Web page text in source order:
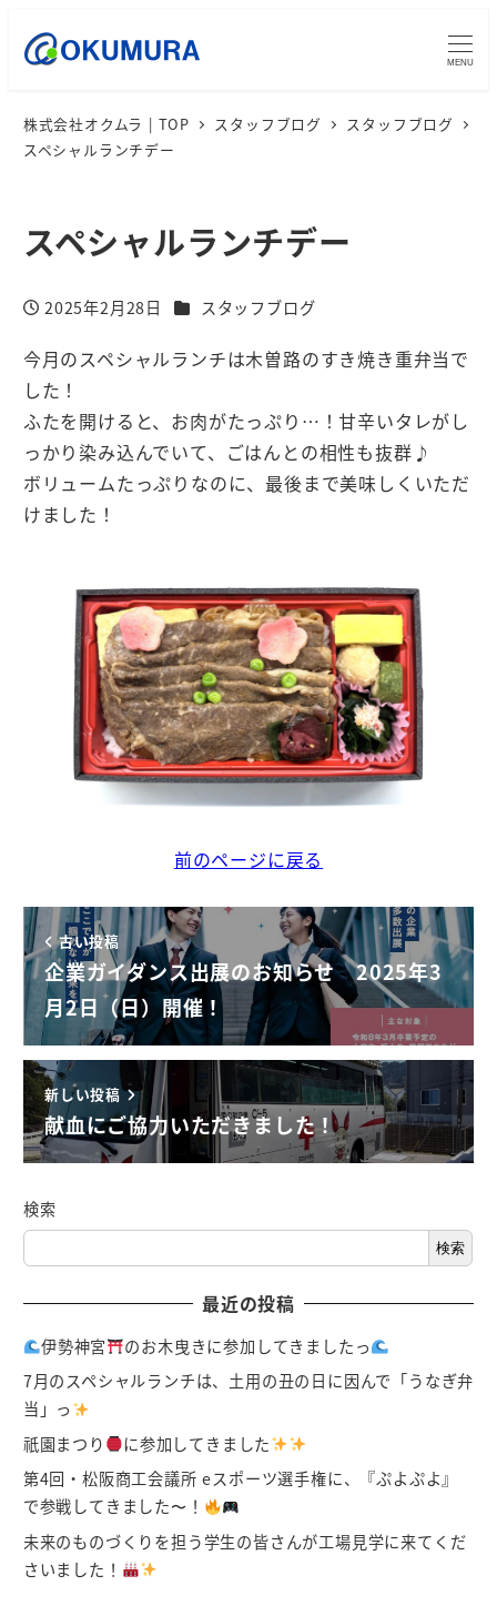
MENU
株式会社オクムラ | TOP スタッフブログ
スタッフブログ
スペシャルランチデー
スペシャルランチデー
投稿日
2025年2月28日 カテゴリー
スタッフブログ
今月のスペシャルランチは木曽路のすき焼き重弁当で
した！
ふたを開けると、お肉がたっぷり…！甘辛いタレがし
っかり染み込んでいて、ごはんとの相性も抜群♪
ボリュームたっぷりなのに、最後まで美味しくいただ
けました！
前のページに戻る
古い投稿
企業ガイダンス出展のお知らせ 2025年3
月2日（日）開催！
新しい投稿
献血にご協力いただきました！
検索
検索
最近の投稿
伊勢神宮
のお木曳きに参加してきましたっ
7月のスペシャルランチは、土用の丑の日に因んで「うなぎ弁
当」っ
祇園まつり
に参加してきました
第4回・松阪商工会議所 eスポーツ選手権に、『ぷよぷよ』
で参戦してきました〜！
未来のものづくりを担う学生の皆さんが工場見学に来てくだ
さいました！